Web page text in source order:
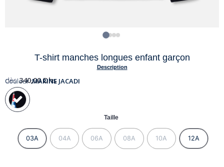
T-shirt manches longues enfant garçon
Description
dès 340,00Dhs
Couleur :MARINE JACADI
Taille
03A 04A 06A 08A 10A 12A